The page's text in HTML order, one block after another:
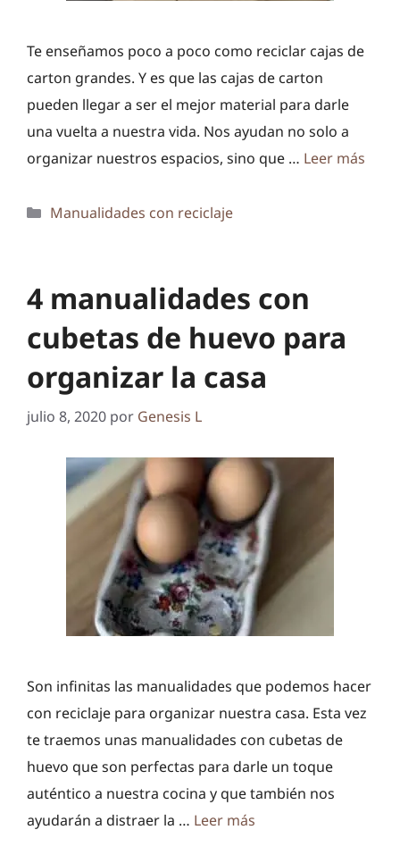
Te enseñamos poco a poco como reciclar cajas de
carton grandes. Y es que las cajas de carton
pueden llegar a ser el mejor material para darle
una vuelta a nuestra vida. Nos ayudan no solo a
organizar nuestros espacios, sino que … Leer más
Categorías
Manualidades con reciclaje
4 manualidades con
cubetas de huevo para
organizar la casa
julio 8, 2020 por Genesis L
Son infinitas las manualidades que podemos hacer
con reciclaje para organizar nuestra casa. Esta vez
te traemos unas manualidades con cubetas de
huevo que son perfectas para darle un toque
auténtico a nuestra cocina y que también nos
ayudarán a distraer la … Leer más